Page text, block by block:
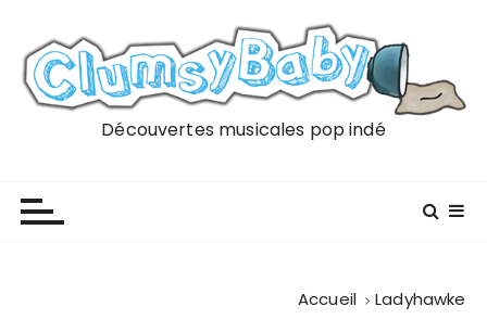
Découvertes musicales pop indé
Accueil Ladyhawke